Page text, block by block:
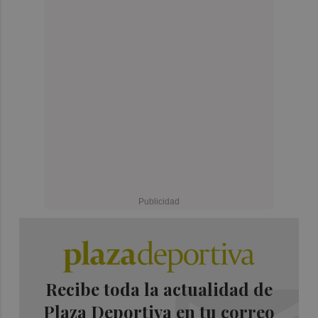
Recibe toda la actualidad de
Plaza Deportiva en tu correo